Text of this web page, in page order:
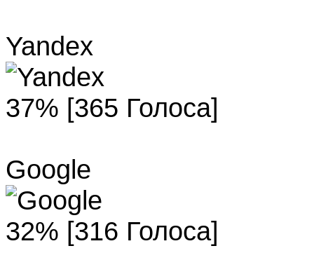
Yandex
37% [365 Голоса]
Google
32% [316 Голоса]